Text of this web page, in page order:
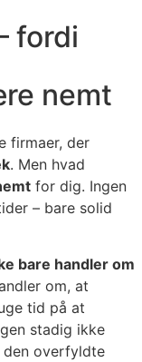
fordi
nemt
firmaer, der
. Men hvad
for dig. Ingen
– bare solid
bare handler om
om, at
tid på at
stadig ikke
den overfyldte